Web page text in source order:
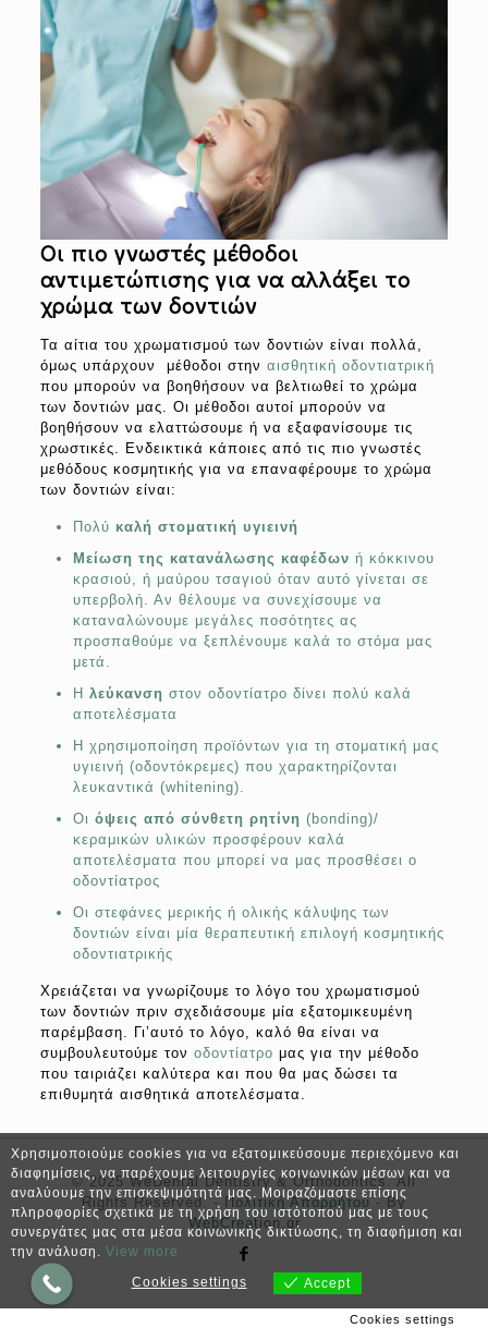
Οι πιο γνωστές μέθοδοι
αντιμετώπισης για να αλλάξει το
χρώμα των δοντιών
Τα αίτια του χρωματισμού των δοντιών είναι πολλά,
όμως υπάρχουν μέθοδοι στην αισθητική οδοντιατρική
που μπορούν να βοηθήσουν να βελτιωθεί το χρώμα
των δοντιών μας. Οι μέθοδοι αυτοί μπορούν να
βοηθήσουν να ελαττώσουμε ή να εξαφανίσουμε τις
χρωστικές. Ενδεικτικά κάποιες από τις πιο γνωστές
μεθόδους κοσμητικής για να επαναφέρουμε το χρώμα
των δοντιών είναι:
Πολύ καλή στοματική υγιεινή
Μείωση της κατανάλωσης καφέδων ή κόκκινου
κρασιού, ή μαύρου τσαγιού όταν αυτό γίνεται σε
υπερβολή. Αν θέλουμε να συνεχίσουμε να
καταναλώνουμε μεγάλες ποσότητες ας
προσπαθούμε να ξεπλένουμε καλά το στόμα μας
μετά.
Η λεύκανση στον οδοντίατρο δίνει πολύ καλά
αποτελέσματα
Η χρησιμοποίηση προϊόντων για τη στοματική μας
υγιεινή (οδοντόκρεμες) που χαρακτηρίζονται
λευκαντικά (whitening).
Οι όψεις από σύνθετη ρητίνη (bonding)/
κεραμικών υλικών προσφέρουν καλά
αποτελέσματα που μπορεί να μας προσθέσει ο
οδοντίατρος
Οι στεφάνες μερικής ή ολικής κάλυψης των
δοντιών είναι μία θεραπευτική επιλογή κοσμητικής
οδοντιατρικής
Χρειάζεται να γνωρίζουμε το λόγο του χρωματισμού
των δοντιών πριν σχεδιάσουμε μία εξατομικευμένη
παρέμβαση. Γι’αυτό το λόγο, καλό θα είναι να
συμβουλευτούμε τον οδοντίατρο μας για την μέθοδο
που ταιριάζει καλύτερα και που θα μας δώσει τα
επιθυμητά αισθητικά αποτελέσματα.
© 2025 WeDental Dentistry & Orthodontics. All
Rights Reserved. - Πολιτική Απορρήτου- By
WebCreation.gr
Χρησιμοποιούμε cookies για να εξατομικεύσουμε περιεχόμενο και
διαφημίσεις, να παρέχουμε λειτουργίες κοινωνικών μέσων και να
αναλύουμε την επισκεψιμότητά μας. Μοιραζόμαστε επίσης
πληροφορίες σχετικά με τη χρήση του ιστότοπού μας με τους
συνεργάτες μας στα μέσα κοινωνικής δικτύωσης, τη διαφήμιση και
την ανάλυση. View more
Cookies settings
Accept
Cookies settings